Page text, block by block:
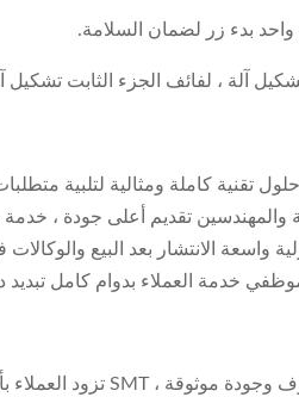
بدء زر لضمان السلامة.
آلة ، لفائف الجزء الثابت
حلول تقنية كاملة ومثالية لتلبية
والمهندسين تقديم أعلى جودة ، خدمة
واسعة الانتشار بعد البيع
خدمة العملاء بدوام كامل تبديد ديلي